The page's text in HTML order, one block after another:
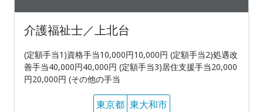
介護福祉士／上北台
(定額手当1)資格手当10,000円10,000円 (定額手当2)処遇改
善手当40,000円40,000円 (定額手当3)居住支援手当20,000
円20,000円 (その他の手当
東京都 東大和市